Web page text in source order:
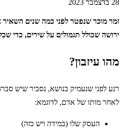
28 בדצמבר 2023
זמר מוכר שנפטר לפני כמה שנים השאיר
ירושה שכולל תגמולים על שירים, כדי
מהו עיזבון?
רגע לפני שנעמיק בנושא, נסביר שיש
לאחר מותו של אדם, לדוגמא:
העסק שלו (במידה ויש כזה)